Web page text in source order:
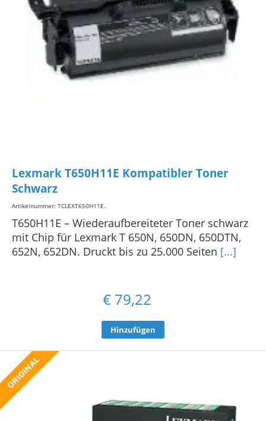
Lexmark T650H11E Kompatibler Toner
Schwarz
Artikelnummer: TCLEXT650H11E.
T650H11E – Wiederaufbereiteter Toner schwarz
mit Chip für Lexmark T 650N, 650DN, 650DTN,
652N, 652DN. Druckt bis zu 25.000 Seiten [...]
€ 79,22
Hinzufügen